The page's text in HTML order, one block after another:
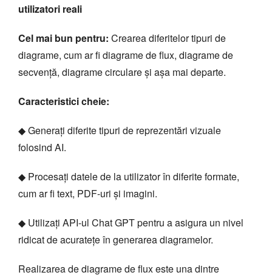
utilizatori reali
Cel mai bun pentru: Crearea diferitelor tipuri de
diagrame, cum ar fi diagrame de flux, diagrame de
secvență, diagrame circulare și așa mai departe.
Caracteristici cheie:
◆ Generați diferite tipuri de reprezentări vizuale
folosind AI.
◆ Procesați datele de la utilizator în diferite formate,
cum ar fi text, PDF-uri și imagini.
◆ Utilizați API-ul Chat GPT pentru a asigura un nivel
ridicat de acuratețe în generarea diagramelor.
Realizarea de diagrame de flux este una dintre